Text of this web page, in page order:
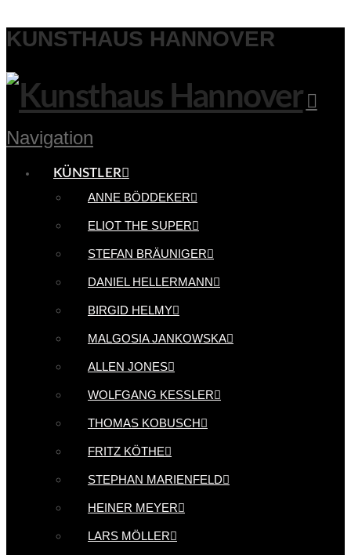
KUNSTHAUS HANNOVER
Navigation
KÜNSTLER
ANNE BÖDDEKER
ELIOT THE SUPER
STEFAN BRÄUNIGER
DANIEL HELLERMANN
BIRGID HELMY
MALGOSIA JANKOWSKA
ALLEN JONES
WOLFGANG KESSLER
THOMAS KOBUSCH
FRITZ KÖTHE
STEPHAN MARIENFELD
HEINER MEYER
LARS MÖLLER